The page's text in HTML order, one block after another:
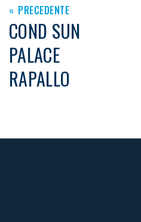
PRECEDENTE
COND SUN
PALACE
RAPALLO